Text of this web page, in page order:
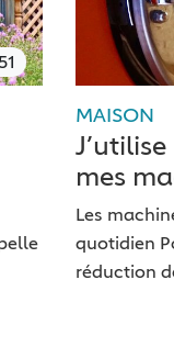
MAISON
mes
Les
quotidien
réduction